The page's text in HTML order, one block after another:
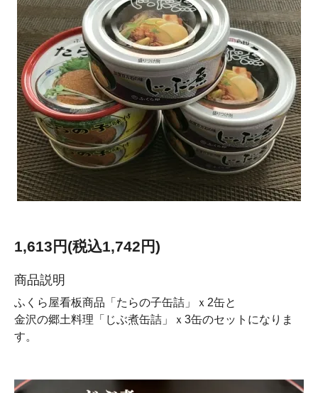
1,613円(税込1,742円)
商品説明
ふくら屋看板商品「たらの子缶詰」ｘ2缶と
金沢の郷土料理「じぶ煮缶詰」ｘ3缶のセットになりま
す。